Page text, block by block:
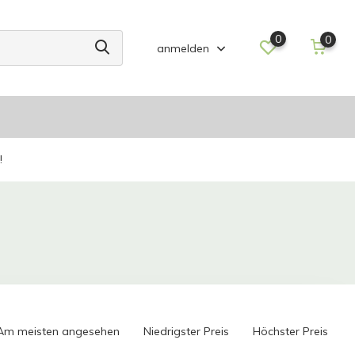
anmelden
0 0
meisten angesehen Niedrigster Preis Höchster Preis